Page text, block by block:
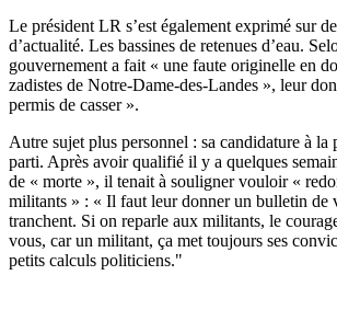
Le président LR s’est également exprimé sur
d’actualité. Les bassines de retenues d’eau.
gouvernement a fait « une faute originelle en
zadistes de Notre-Dame-des-Landes », leur
permis de casser ».
Autre sujet plus personnel : sa candidature à la
parti. Après avoir qualifié il y a quelques
de « morte », il tenait à souligner vouloir «
militants » : « Il faut leur donner un bulletin de
tranchent. Si on reparle aux militants, le
vous, car un militant, ça met toujours ses
petits calculs politiciens."